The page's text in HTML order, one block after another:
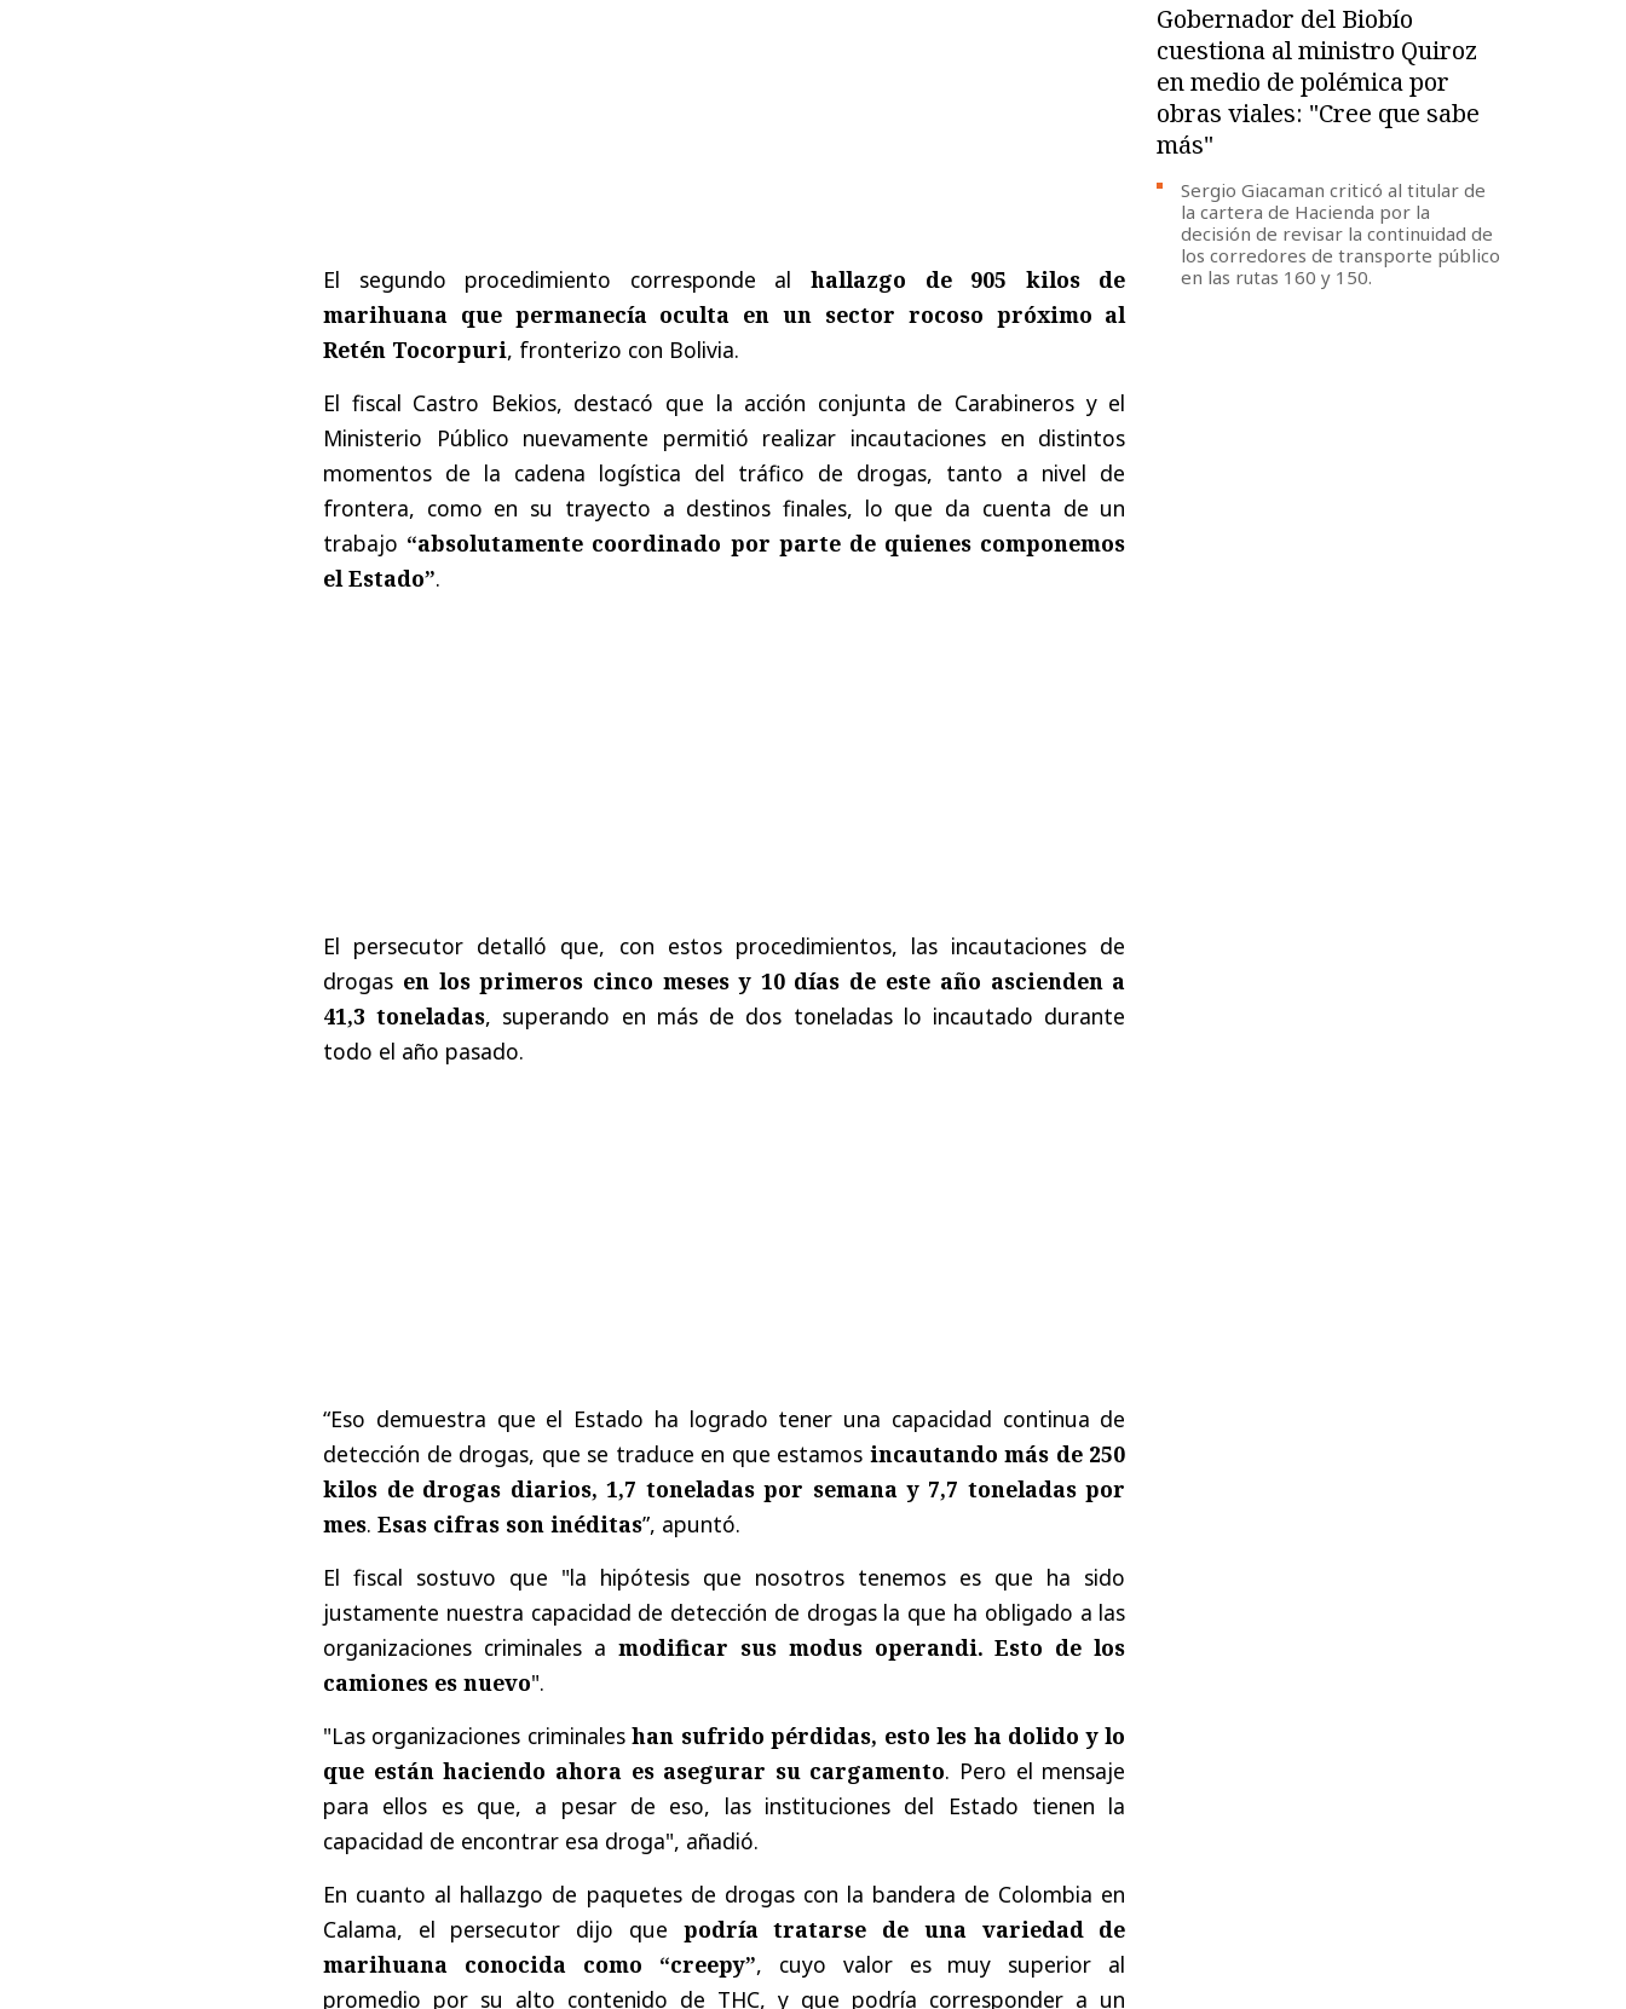
El segundo procedimiento corresponde al hallazgo de 905 kilos de
marihuana que permanecía oculta en un sector rocoso próximo al
Retén Tocorpuri, fronterizo con Bolivia.
El fiscal Castro Bekios, destacó que la acción conjunta de Carabineros y el
Ministerio Público nuevamente permitió realizar incautaciones en distintos
momentos de la cadena logística del tráfico de drogas, tanto a nivel de
frontera, como en su trayecto a destinos finales, lo que da cuenta de un
trabajo “absolutamente coordinado por parte de quienes componemos
el Estado”.
El persecutor detalló que, con estos procedimientos, las incautaciones de
drogas en los primeros cinco meses y 10 días de este año ascienden a
41,3 toneladas, superando en más de dos toneladas lo incautado durante
todo el año pasado.
“Eso demuestra que el Estado ha logrado tener una capacidad continua de
detección de drogas, que se traduce en que estamos incautando más de 250
kilos de drogas diarios, 1,7 toneladas por semana y 7,7 toneladas por
mes. Esas cifras son inéditas”, apuntó.
El fiscal sostuvo que "la hipótesis que nosotros tenemos es que ha sido
justamente nuestra capacidad de detección de drogas la que ha obligado a las
organizaciones criminales a modificar sus modus operandi. Esto de los
camiones es nuevo".
"Las organizaciones criminaleshan sufrido pérdidas, esto les ha dolido y lo
que están haciendo ahora es asegurar su cargamento. Pero el mensaje
para ellos es que, a pesar de eso, las instituciones del Estado tienen la
capacidad de encontrar esa droga", añadió.
En cuanto al hallazgo de paquetes de drogas con la bandera de Colombia en
Calama, el persecutor dijo que podría tratarse de una variedad de
marihuana conocida como “creepy”, cuyo valor es muy superior al
promedio por su alto contenido de THC, y que podría corresponder a un
Gobernador del Biobío
cuestiona al ministro Quiroz
en medio de polémica por
obras viales: "Cree que sabe
más"
Sergio Giacaman criticó al titular de
la cartera de Hacienda por la
decisión de revisar la continuidad de
los corredores de transporte público
en las rutas 160 y 150.